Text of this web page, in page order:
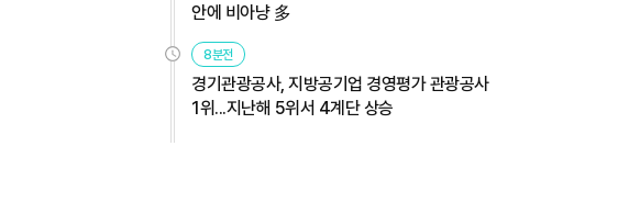
안에 비아냥 多
8분전
경기관광공사, 지방공기업 경영평가 관광공사
1위...지난해 5위서 4계단 상승